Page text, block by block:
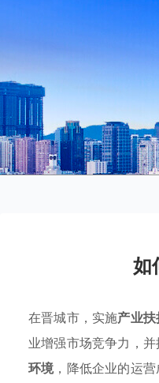
如
在晋城市，实施产业
业增强市场竞争力，并
环境，降低企业的运